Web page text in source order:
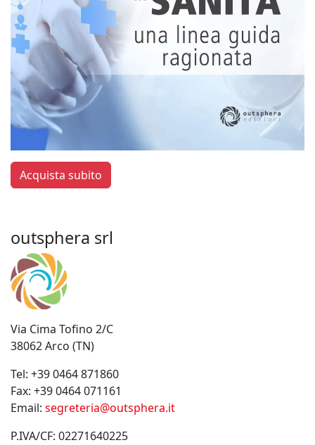
Acquista subito
outsphera srl
Via Cima Tofino 2/C
38062 Arco (TN)
Tel: +39 0464 871860
Fax: +39 0464 071161
Email: segreteria@outsphera.it
P.IVA/CF: 02271640225